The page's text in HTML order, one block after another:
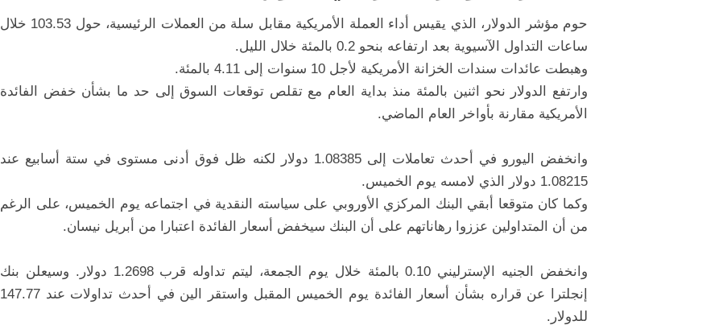
حوم مؤشر الدولار، الذي يقيس أداء العملة الأمريكية مقابل سلة من العملات الرئيسية، حول 103.53 خلال
ساعات التداول الآسيوية بعد ارتفاعه بنحو 0.2 بالمئة خلال الليل.
وهبطت عائدات سندات الخزانة الأمريكية لأجل 10 سنوات إلى 4.11 بالمئة.
وارتفع الدولار نحو اثنين بالمئة منذ بداية العام مع تقلص توقعات السوق إلى حد ما بشأن خفض الفائدة
الأمريكية مقارنة بأواخر العام الماضي.
وانخفض اليورو
في أحدث تعاملات إلى 1.08385 دولار لكنه ظل فوق أدنى مستوى في ستة أسابيع عند
1.08215 دولار الذي لامسه يوم الخميس.
وكما كان متوقعا أبقي البنك المركزي الأوروبي على سياسته النقدية في اجتماعه يوم الخميس، على الرغم
من أن المتداولين عززوا رهاناتهم على أن البنك سيخفض أسعار الفائدة اعتبارا من أبريل نيسان.
وانخفض الجنيه الإسترليني
0.10 بالمئة خلال يوم الجمعة، ليتم تداوله قرب 1.2698 دولار. وسيعلن بنك
إنجلترا عن قراره بشأن أسعار الفائدة يوم الخميس المقبل واستقر الين في أحدث تداولات عند 147.77
للدولار.